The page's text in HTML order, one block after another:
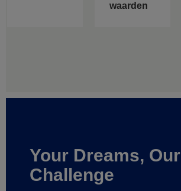
waarden
Your Dreams, Our
Challenge